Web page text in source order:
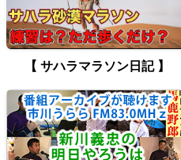
【 サハラマラソン日記 】